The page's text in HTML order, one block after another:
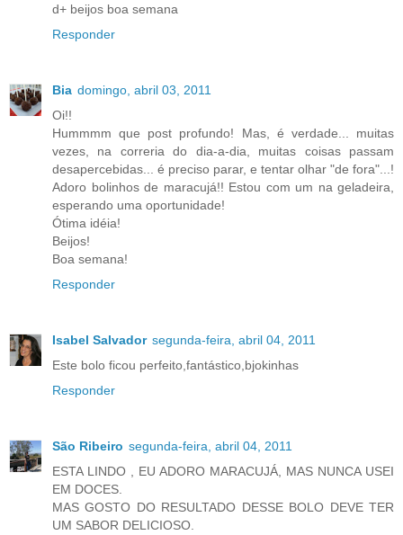
d+ beijos boa semana
Responder
Bia domingo, abril 03, 2011
Oi!!
Hummmm que post profundo! Mas, é verdade... muitas
vezes, na correria do dia-a-dia, muitas coisas passam
desapercebidas... é preciso parar, e tentar olhar "de fora"...!
Adoro bolinhos de maracujá!! Estou com um na geladeira,
esperando uma oportunidade!
Ótima idéia!
Beijos!
Boa semana!
Responder
Isabel Salvador segunda-feira, abril 04, 2011
Este bolo ficou perfeito,fantástico,bjokinhas
Responder
São Ribeiro segunda-feira, abril 04, 2011
ESTA LINDO , EU ADORO MARACUJÁ, MAS NUNCA USEI
EM DOCES.
MAS GOSTO DO RESULTADO DESSE BOLO DEVE TER
UM SABOR DELICIOSO.